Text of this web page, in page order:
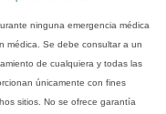
ninguna emergencia médica
médica. Se debe consultar a un
de cualquiera y todas las
únicamente con fines
sitios. No se ofrece garantía